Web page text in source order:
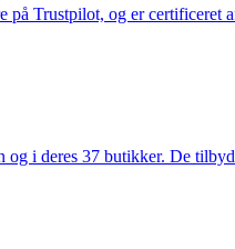
Trustpilot, og er
i deres 37 butikker. De